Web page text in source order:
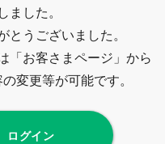
した。
うございました。
「お客さまページ」から
変更等が可能です。
ログイン